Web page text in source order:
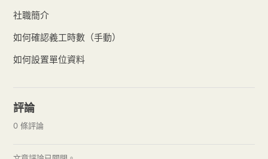
社職簡介
如何確認義工時數（手動）
如何設置單位資料
評論
0 條評論